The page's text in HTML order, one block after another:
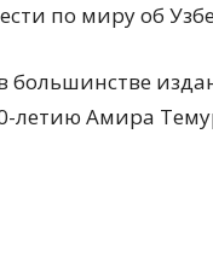
по миру об
большинстве
летию Амира